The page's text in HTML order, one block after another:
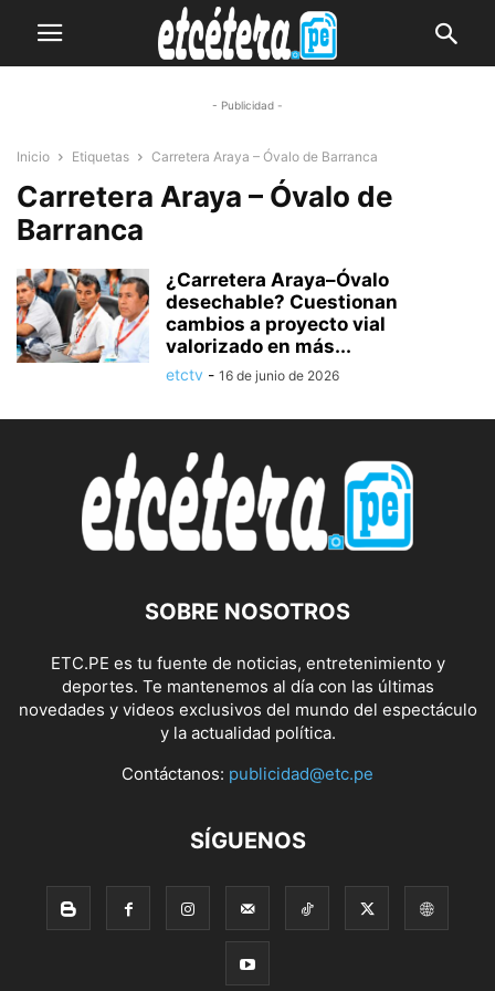
- Publicidad -
Inicio Etiquetas Carretera Araya – Óvalo de Barranca
Carretera Araya – Óvalo de
Barranca
¿Carretera Araya–Óvalo
desechable? Cuestionan
cambios a proyecto vial
valorizado en más...
etctv - 16 de junio de 2026
SOBRE NOSOTROS
ETC.PE es tu fuente de noticias, entretenimiento y
deportes. Te mantenemos al día con las últimas
novedades y videos exclusivos del mundo del espectáculo
y la actualidad política.
Contáctanos: publicidad@etc.pe
SÍGUENOS